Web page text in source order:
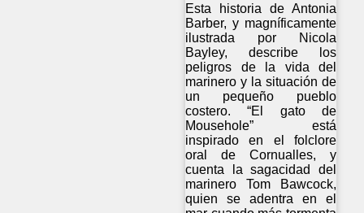
Esta historia de Antonia
Barber, y magníficamente
ilustrada por Nicola
Bayley, describe los
peligros de la vida del
marinero y la situación de
un pequeño pueblo
costero. “El gato de
Mousehole” está
inspirado en el folclore
oral de Cornualles, y
cuenta la sagacidad del
marinero Tom Bawcock,
quien se adentra en el